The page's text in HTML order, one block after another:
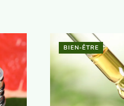
BIEN-ÊTRE